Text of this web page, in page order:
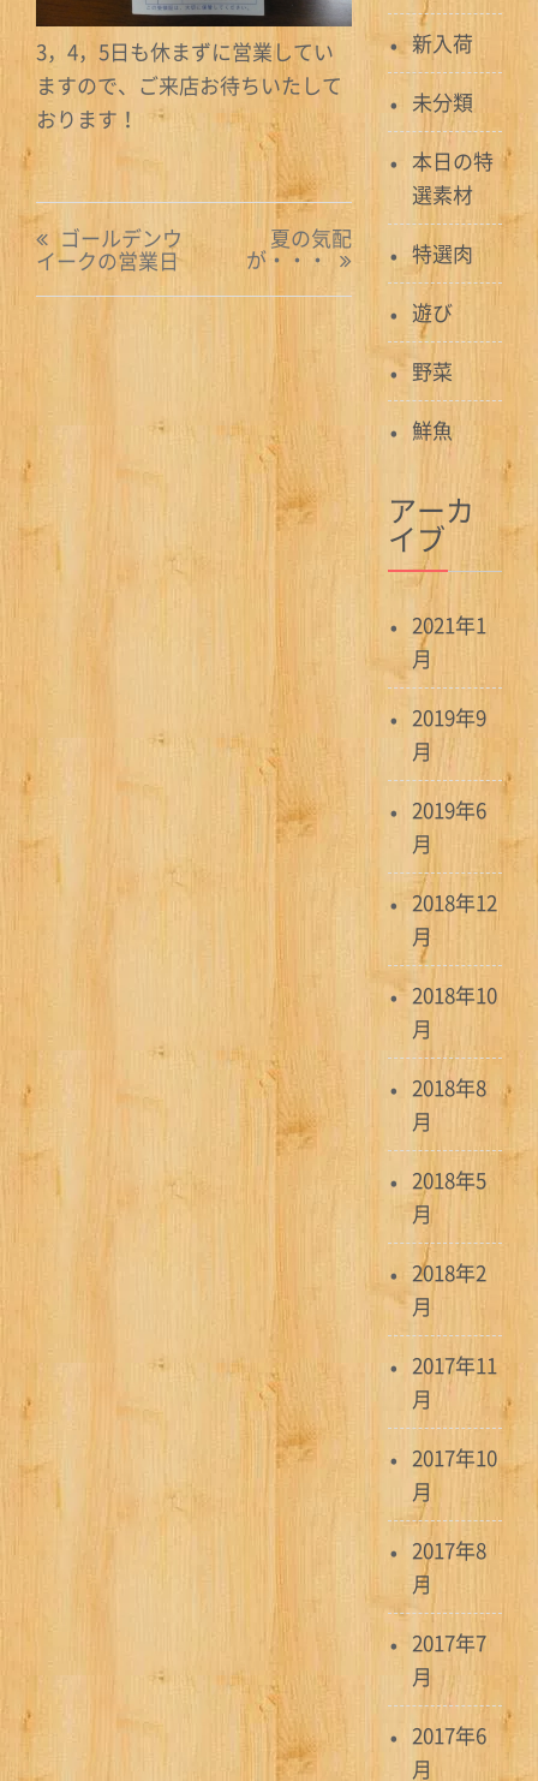
3，4，5日も休まずに営業してい
ますので、ご来店お待ちいたして
おります！
投
稿
シ
ョ
ゴールデンウ
イークの営業日
夏の気配
が・・・
新入荷
未分類
本日の特
選素材
特選肉
遊び
野菜
鮮魚
アーカ
イブ
2021年1
月
2019年9
月
2019年6
月
2018年12
月
2018年10
月
2018年8
月
2018年5
月
2018年2
月
2017年11
月
2017年10
月
2017年8
月
2017年7
月
2017年6
月